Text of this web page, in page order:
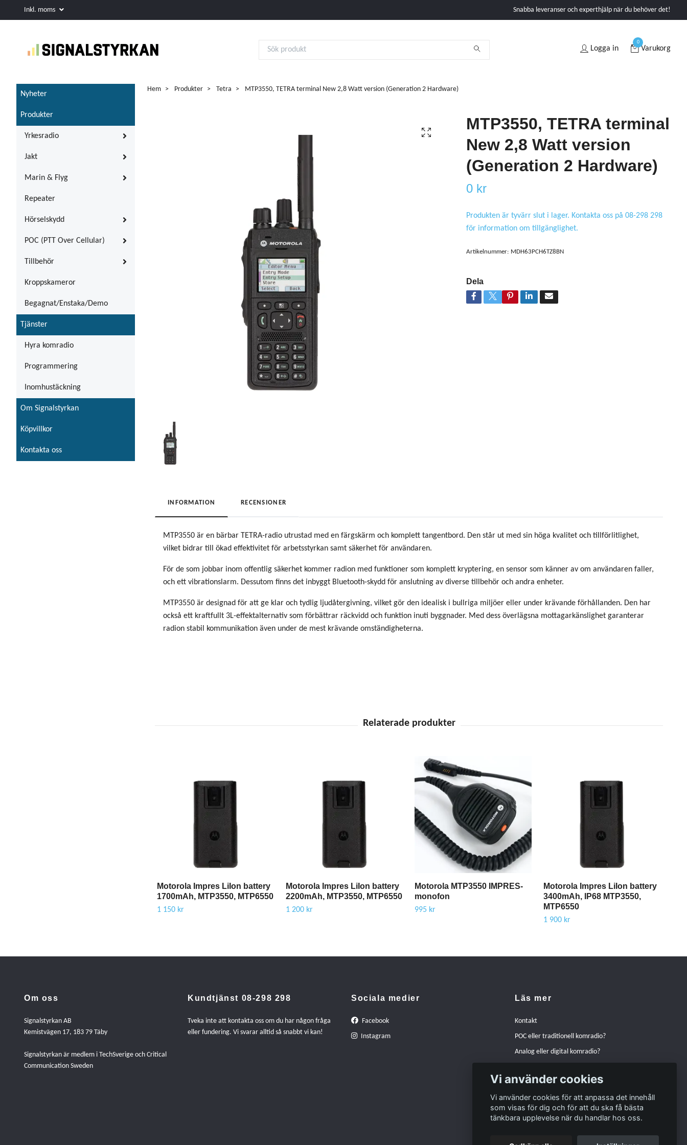
Inkl. moms Snabba leveranser och experthjälp när du behöver det!
Logga in
0
Varukorg
Nyheter
Produkter
Yrkesradio
Jakt
Marin & Flyg
Repeater
Hörselskydd
POC (PTT Over Cellular)
Tillbehör
Kroppskameror
Begagnat/Enstaka/Demo
Tjänster
Hyra komradio
Programmering
Inomhustäckning
Om Signalstyrkan
Köpvillkor
Kontakta oss
Hem Produkter Tetra MTP3550, TETRA terminal New 2,8 Watt version (Generation 2 Hardware)
MTP3550, TETRA terminal
New 2,8 Watt version
(Generation 2 Hardware)
0 kr
Produkten är tyvärr slut i lager. Kontakta oss på 08-298 298
för information om tillgänglighet.
Artikelnummer: MDH63PCH6TZ8BN
Dela
INFORMATION RECENSIONER
MTP3550 är en bärbar TETRA-radio utrustad med en färgskärm och komplett tangentbord. Den står ut med sin höga kvalitet och tillförlitlighet,
vilket bidrar till ökad effektivitet för arbetsstyrkan samt säkerhet för användaren.
För de som jobbar inom offentlig säkerhet kommer radion med funktioner som komplett kryptering, en sensor som känner av om användaren faller,
och ett vibrationslarm. Dessutom finns det inbyggt Bluetooth-skydd för anslutning av diverse tillbehör och andra enheter.
MTP3550 är designad för att ge klar och tydlig ljudåtergivning, vilket gör den idealisk i bullriga miljöer eller under krävande förhållanden. Den har
också ett kraftfullt 3L-effektalternativ som förbättrar räckvidd och funktion inuti byggnader. Med dess överlägsna mottagarkänslighet garanterar
radion stabil kommunikation även under de mest krävande omständigheterna.
Motorola Impres LiIon battery
1700mAh, MTP3550, MTP6550
1 150 kr
Motorola Impres LiIon battery
2200mAh, MTP3550, MTP6550
1 200 kr
Motorola MTP3550 IMPRES-
monofon
995 kr
Motorola Impres LiIon battery
3400mAh, IP68 MTP3550,
MTP6550
1 900 kr
Om oss
Signalstyrkan AB
Kemistvägen 17, 183 79 Täby
Signalstyrkan är medlem i TechSverige och Critical
Communication Sweden
Kundtjänst 08-298 298
Tveka inte att kontakta oss om du har någon fråga
eller fundering. Vi svarar alltid så snabbt vi kan!
Sociala medier
Facebook
Instagram
Läs mer
Kontakt
POC eller traditionell komradio?
Analog eller digital komradio?
Varför välja Peltor hörselskydd istället för andra
alternativ?
Zodiac Freetalk Pro eller Kenwood PKT-300E
Vi använder cookies
Vi använder cookies för att anpassa det innehåll
som visas för dig och för att du ska få bästa
tänkbara upplevelse när du handlar hos oss.